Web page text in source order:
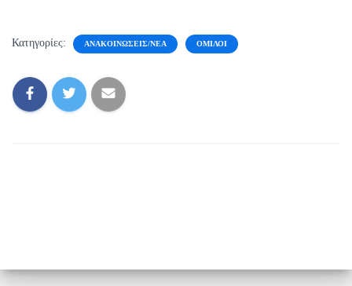
Κατηγορίες: ΑΝΑΚΟΙΝΏΣΕΙΣ/ΝΈΑ ΌΜΙΛΟΙ